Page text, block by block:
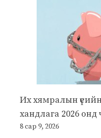
Их хямралын
хандлага 2026
8 сар 9, 2026